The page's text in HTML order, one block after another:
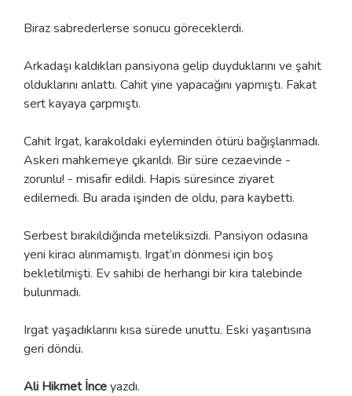
Biraz sabrederlerse sonucu göreceklerdi.
Arkadaşı kaldıkları pansiyona gelip duyduklarını ve şahit
olduklarını anlattı. Cahit yine yapacağını yapmıştı. Fakat
sert kayaya çarpmıştı.
Cahit Irgat, karakoldaki eyleminden ötürü bağışlanmadı.
Askeri mahkemeye çıkarıldı. Bir süre cezaevinde -
zorunlu! - misafir edildi. Hapis süresince ziyaret
edilemedi. Bu arada işinden de oldu, para kaybetti.
Serbest bırakıldığında meteliksizdi. Pansiyon odasına
yeni kiracı alınmamıştı. Irgat’ın dönmesi için boş
bekletilmişti. Ev sahibi de herhangi bir kira talebinde
bulunmadı.
Irgat yaşadıklarını kısa sürede unuttu. Eski yaşantısına
geri döndü.
Ali Hikmet İnceyazdı.